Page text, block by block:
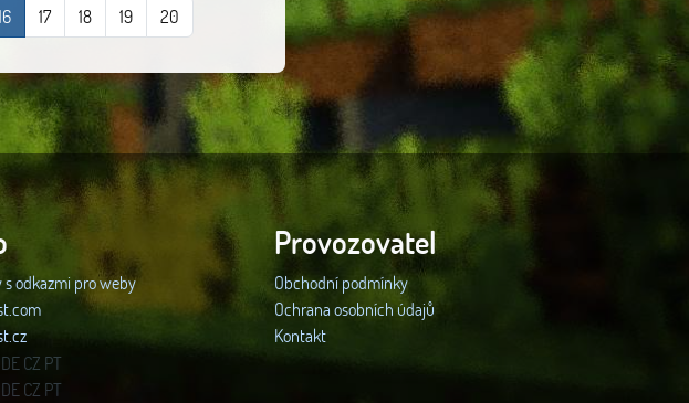
17 18 19 20
s odkazmi pro weby
DECZ PT
DECZ PT
Provozovatel
Obchodní podmínky
Ochrana osobních údajů
Kontakt